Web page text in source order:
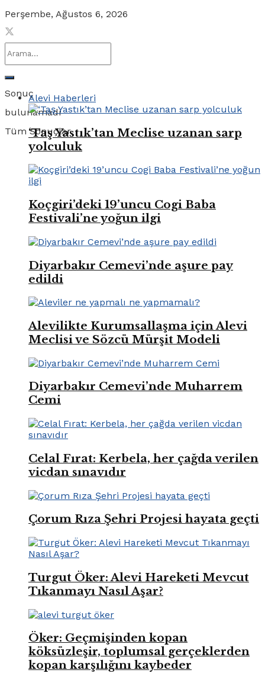
Perşembe, Ağustos 6, 2026
Sonuç
bulunamadı
Tüm Sonuçlar
Alevi Haberleri
‘Taş Yastık’tan Meclise uzanan sarp
yolculuk
Koçgiri’deki 19’uncu Cogi Baba
Festivali’ne yoğun ilgi
Diyarbakır Cemevi’nde aşure pay
edildi
Alevilikte Kurumsallaşma için Alevi
Meclisi ve Sözcü Mürşit Modeli
Diyarbakır Cemevi’nde Muharrem
Cemi
Celal Fırat: Kerbela, her çağda verilen
vicdan sınavıdır
Çorum Rıza Şehri Projesi hayata geçti
Turgut Öker: Alevi Hareketi Mevcut
Tıkanmayı Nasıl Aşar?
Öker: Geçmişinden kopan
köksüzleşir, toplumsal gerçeklerden
kopan karşılığını kaybeder